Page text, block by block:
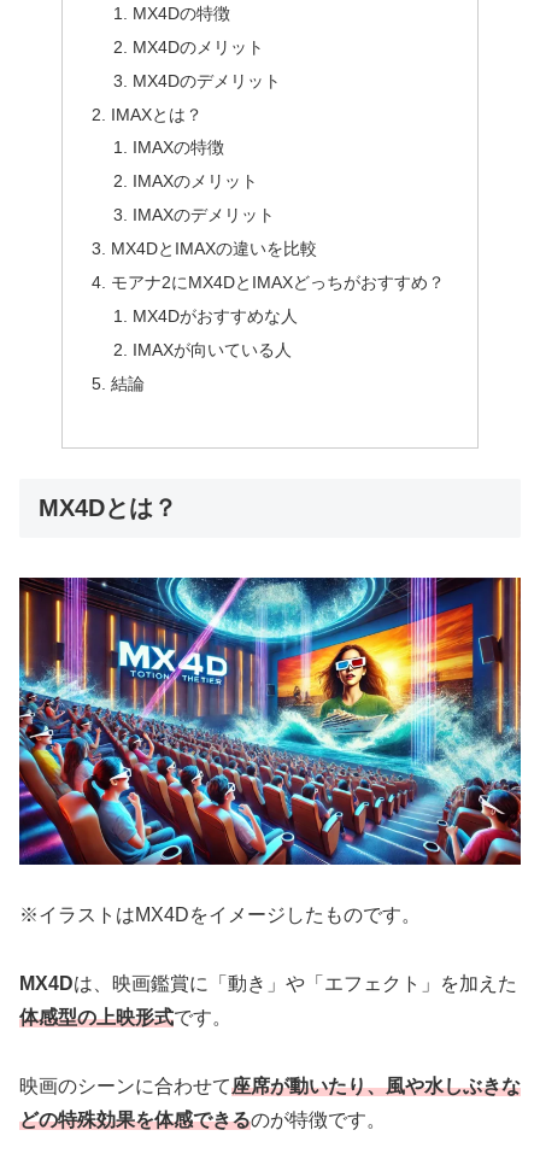
MX4Dの特徴
MX4Dのメリット
MX4Dのデメリット
IMAXとは？
IMAXの特徴
IMAXのメリット
IMAXのデメリット
MX4DとIMAXの違いを比較
モアナ2にMX4DとIMAXどっちがおすすめ？
MX4Dがおすすめな人
IMAXが向いている人
結論
MX4Dとは？
※イラストはMX4Dをイメージしたものです。
MX4Dは、映画鑑賞に「動き」や「エフェクト」を加えた
体感型の上映形式です。
映画のシーンに合わせて座席が動いたり、風や水しぶきな
どの特殊効果を体感できるのが特徴です。